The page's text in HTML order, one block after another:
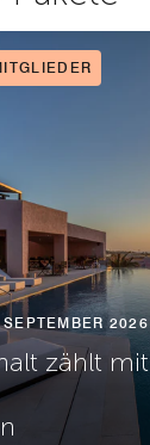
2026
zählt mit